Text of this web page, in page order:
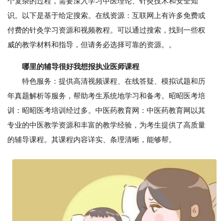
识。以下是基于给定搜索。在线资源：互联网上有许多免费或
付费的针灸学习资源和视频教程。可以通过搜索，找到一些权
威的教学材料和指导，但请务必选择可靠的资源。。
哪里的辅导很好我想报执业医师课程
特色服务：提供高清视频课程、在线答疑、模拟试题和历
年真题解析等服务，帮助考生系统地学习和备考。昭昭医考培
训：昭昭医考培训经过多。中医药教育网：中医药教育网以其
专业的中医教学资源和丰富的教学经验，为考生提供了高质量
的辅导课程。其课程内容详实、条理清晰，能够帮。